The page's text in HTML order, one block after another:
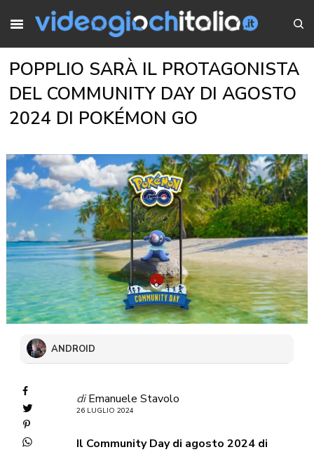
POPPLIO SARÀ IL PROTAGONISTA
DEL COMMUNITY DAY DI AGOSTO
2024 DI POKÉMON GO
ANDROID
di Emanuele Stavolo
26 LUGLIO 2024
Il Community Day di agosto 2024 di